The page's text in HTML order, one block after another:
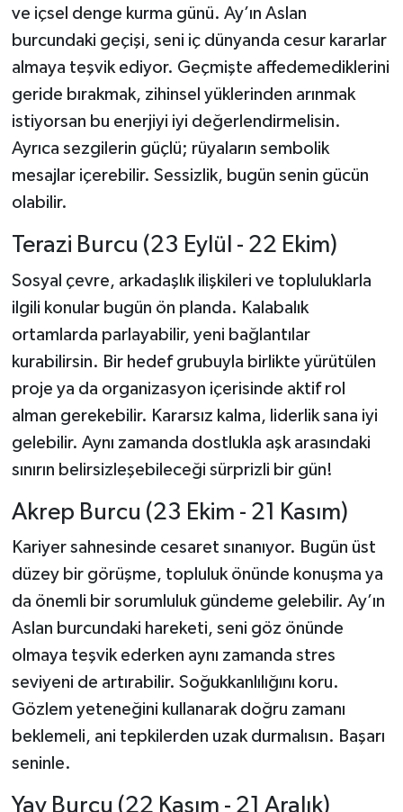
ve içsel denge kurma günü. Ay’ın Aslan
burcundaki geçişi, seni iç dünyanda cesur kararlar
almaya teşvik ediyor. Geçmişte affedemediklerini
geride bırakmak, zihinsel yüklerinden arınmak
istiyorsan bu enerjiyi iyi değerlendirmelisin.
Ayrıca sezgilerin güçlü; rüyaların sembolik
mesajlar içerebilir. Sessizlik, bugün senin gücün
olabilir.
Terazi Burcu (23 Eylül - 22 Ekim)
Sosyal çevre, arkadaşlık ilişkileri ve topluluklarla
ilgili konular bugün ön planda. Kalabalık
ortamlarda parlayabilir, yeni bağlantılar
kurabilirsin. Bir hedef grubuyla birlikte yürütülen
proje ya da organizasyon içerisinde aktif rol
alman gerekebilir. Kararsız kalma, liderlik sana iyi
gelebilir. Aynı zamanda dostlukla aşk arasındaki
sınırın belirsizleşebileceği sürprizli bir gün!
Akrep Burcu (23 Ekim - 21 Kasım)
Kariyer sahnesinde cesaret sınanıyor. Bugün üst
düzey bir görüşme, topluluk önünde konuşma ya
da önemli bir sorumluluk gündeme gelebilir. Ay’ın
Aslan burcundaki hareketi, seni göz önünde
olmaya teşvik ederken aynı zamanda stres
seviyeni de artırabilir. Soğukkanlılığını koru.
Gözlem yeteneğini kullanarak doğru zamanı
beklemeli, ani tepkilerden uzak durmalısın. Başarı
seninle.
Yay Burcu (22 Kasım - 21 Aralık)